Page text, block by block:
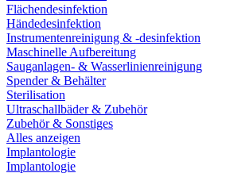
Flächendesinfektion
Händedesinfektion
Instrumentenreinigung & -desinfektion
Maschinelle Aufbereitung
Sauganlagen- & Wasserlinienreinigung
Spender & Behälter
Sterilisation
Ultraschallbäder & Zubehör
Zubehör & Sonstiges
Alles anzeigen
Implantologie
Implantologie